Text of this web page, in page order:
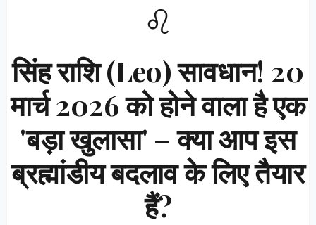
♌
सिंह राशि (Leo) सावधान! 20
मार्च 2026 को होने वाला है एक
'बड़ा खुलासा' – क्या आप इस
ब्रह्मांडीय बदलाव के लिए तैयार
हैं?